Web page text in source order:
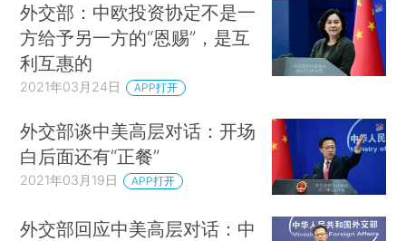
外交部：中欧投资协定不是一
方给予另一方的“恩赐”，是互
利互惠的
2021年03月24日 APP打开
外交部谈中美高层对话：开场
白后面还有“正餐”
2021年03月19日 APP打开
外交部回应中美高层对话：中